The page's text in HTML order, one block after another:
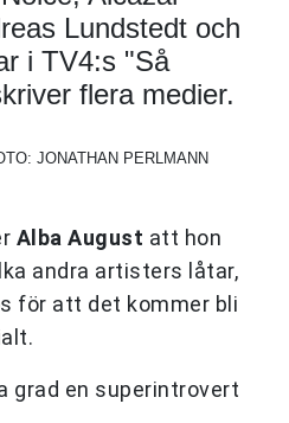
Lundstedt och
i TV4:s "Så
flera medier.
JONATHAN PERLMANN
Alba August att hon
andra artisters låtar,
för att det kommer bli
grad en superintrovert